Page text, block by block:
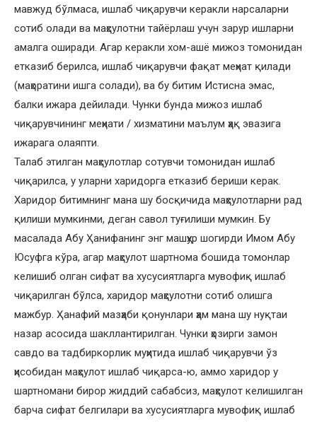
мавжуд бўлмаса, ишлаб чиқарувчи керакли нарсаларни
сотиб олади ва маҳсулотни тайёрлаш учун зарур ишларни
амалга оширади. Агар керакли хом-ашё мижоз томонидан
етказиб берилса, ишлаб чиқарувчи фақат меҳнат қилади
(маҳоратини ишга солади), ва бу битим Истисна эмас,
балки ижара дейилади. Чунки бунда мижоз ишлаб
чиқарувчининг меҳнати / хизматини маълум ҳақ эвазига
ижарага олаяпти.
Талаб этилган маҳсулотлар сотувчи томонидан ишлаб
чиқарилса, у уларни харидорга етказиб бериши керак.
Харидор битимнинг мана шу босқичида маҳсулотларни рад
қилиши мумкинми, деган савол туғилиши мумкин. Бу
масалада Абу Ҳанифанинг энг машҳур шогирди Имом Абу
Юсуфга кўра, агар маҳсулот шартнома бошида томонлар
келишиб олган сифат ва хусусиятларга мувофиқ ишлаб
чиқарилган бўлса, харидор маҳсулотни сотиб олишга
мажбур. Ҳанафий мазҳаби қонунлари ҳам мана шу нуқтаи
назар асосида шакллантирилган. Чунки ҳозирги замон
савдо ва тадбиркорлик муҳитида ишлаб чиқарувчи ўз
ҳисобидан маҳсулот ишлаб чиқарса-ю, аммо харидор у
шартномани бирор жиддий сабабсиз, маҳсулот келишилган
барча сифат белгилари ва хусусиятларга мувофиқ ишлаб